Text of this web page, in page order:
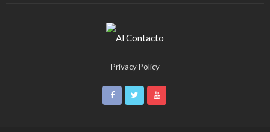
Privacy Policy